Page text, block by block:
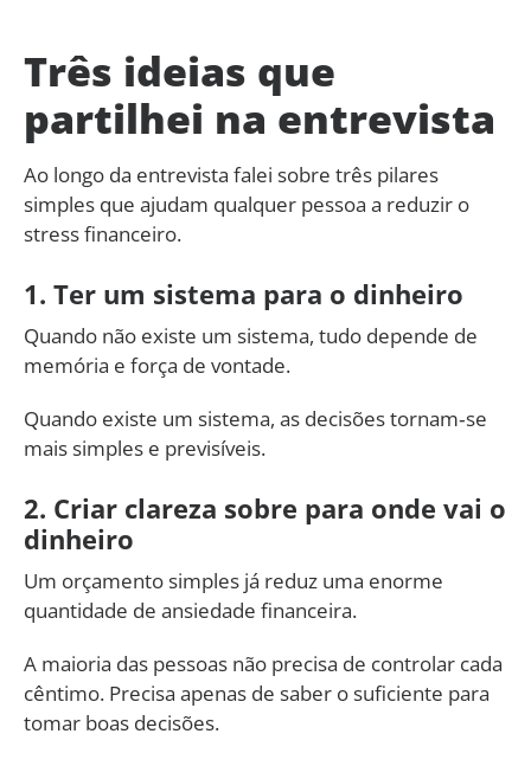
Três ideias que
partilhei na entrevista
Ao longo da entrevista falei sobre três pilares
simples que ajudam qualquer pessoa a reduzir o
stress financeiro.
1. Ter um sistema para o dinheiro
Quando não existe um sistema, tudo depende de
memória e força de vontade.
Quando existe um sistema, as decisões tornam‑se
mais simples e previsíveis.
2. Criar clareza sobre para onde vai o
dinheiro
Um orçamento simples já reduz uma enorme
quantidade de ansiedade financeira.
A maioria das pessoas não precisa de controlar cada
cêntimo. Precisa apenas de saber o suficiente para
tomar boas decisões.